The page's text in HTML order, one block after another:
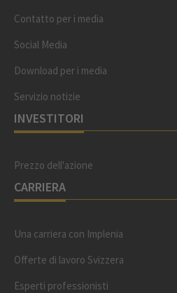
Contatto per i media
Social Media
Download per i media
Servizio notizie
INVESTITORI
Prezzo dell'azione
CARRIERA
Una carriera con Implenia
Offerte di lavoro Svizzera
Esperti professionisti